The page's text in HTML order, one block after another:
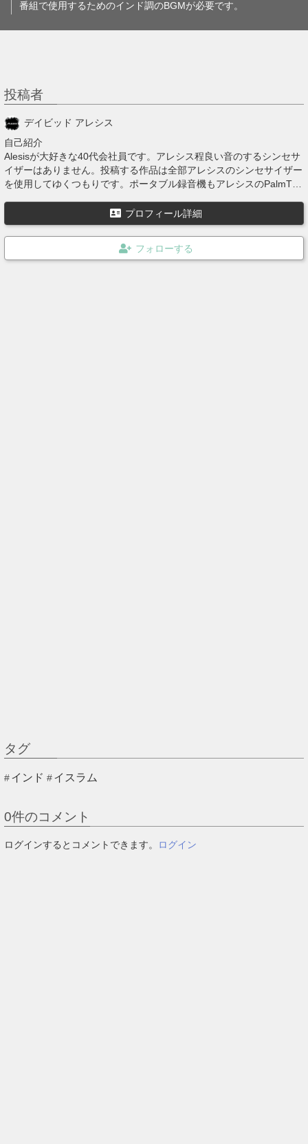
番組で使用するためのインド調のBGMが必要です。
タグ
インド イスラム
0件のコメント
ログインするとコメントできます。 ログイン
投稿者
デイビッド アレシス
自己紹介
Alesisが大好きな40代会社員です。アレシス程良い音のするシンセサ
イザーはありません。投稿する作品は全部アレシスのシンセサイザー
を使用してゆくつもりです。ポータブル録音機もアレシスのPalmTra
プロフィール詳細